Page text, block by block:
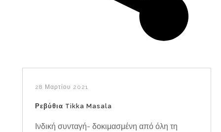
28 Μαρτίου 2021
Ρεβύθια Tikka Masala
Ινδική συνταγή- δοκιμασμένη από όλη τη